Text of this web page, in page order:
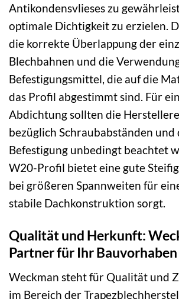
Antikondensvlieses zu
optimale Dichtigkeit zu erzielen.
die korrekte Überlappung der
Blechbahnen und die
Befestigungsmittel, die auf die
das Profil abgestimmt sind. Für
Abdichtung sollten die
bezüglich Schraubabständen
Befestigung unbedingt beachtet
W20-Profil bietet eine gute
bei größeren Spannweiten für
stabile Dachkonstruktion sorgt.
Qualität und Herkunft:
Partner für Ihr Bauvorhaben
Weckman steht für Qualität und
im Bereich der